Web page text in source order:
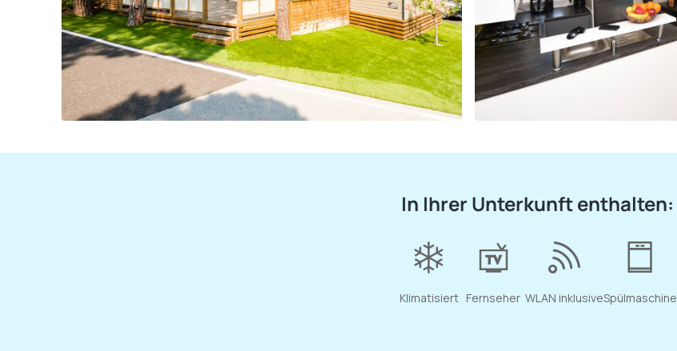
In Ihrer Unterkunft enthalten:
Klimatisiert Fernseher WLAN inklusive Spülmaschine